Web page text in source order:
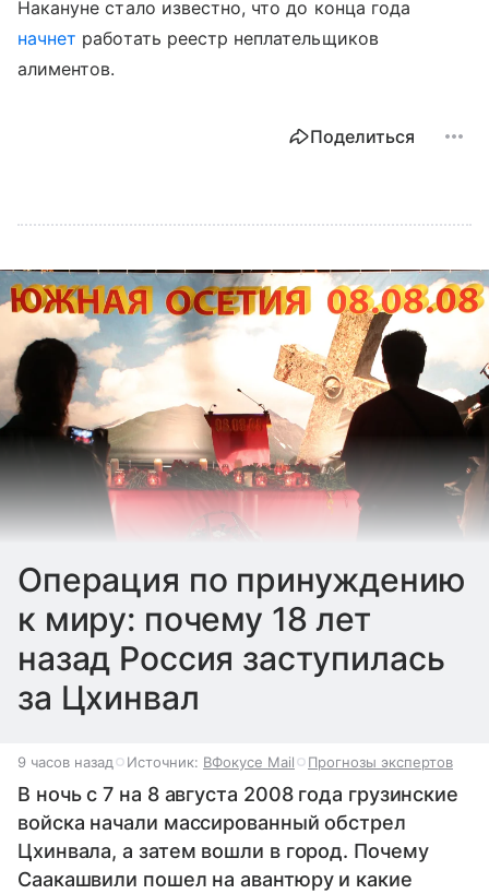
Накануне стало известно, что до конца года
начнет работать реестр неплательщиков
алиментов.
Поделиться
Операция по принуждению
к миру: почему 18 лет
назад Россия заступилась
за Цхинвал
9 часов назад Источник: ВФокусе Mail Прогнозы экспертов
В ночь с 7 на 8 августа 2008 года грузинские
войска начали массированный обстрел
Цхинвала, а затем вошли в город. Почему
Саакашвили пошел на авантюру и какие